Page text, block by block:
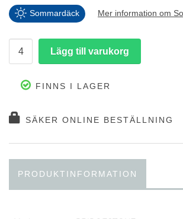
Sommardäck Mer information om
FINNS I LAGER
SÄKER ONLINE BESTÄLLNING
PRODUKTINFORMATION